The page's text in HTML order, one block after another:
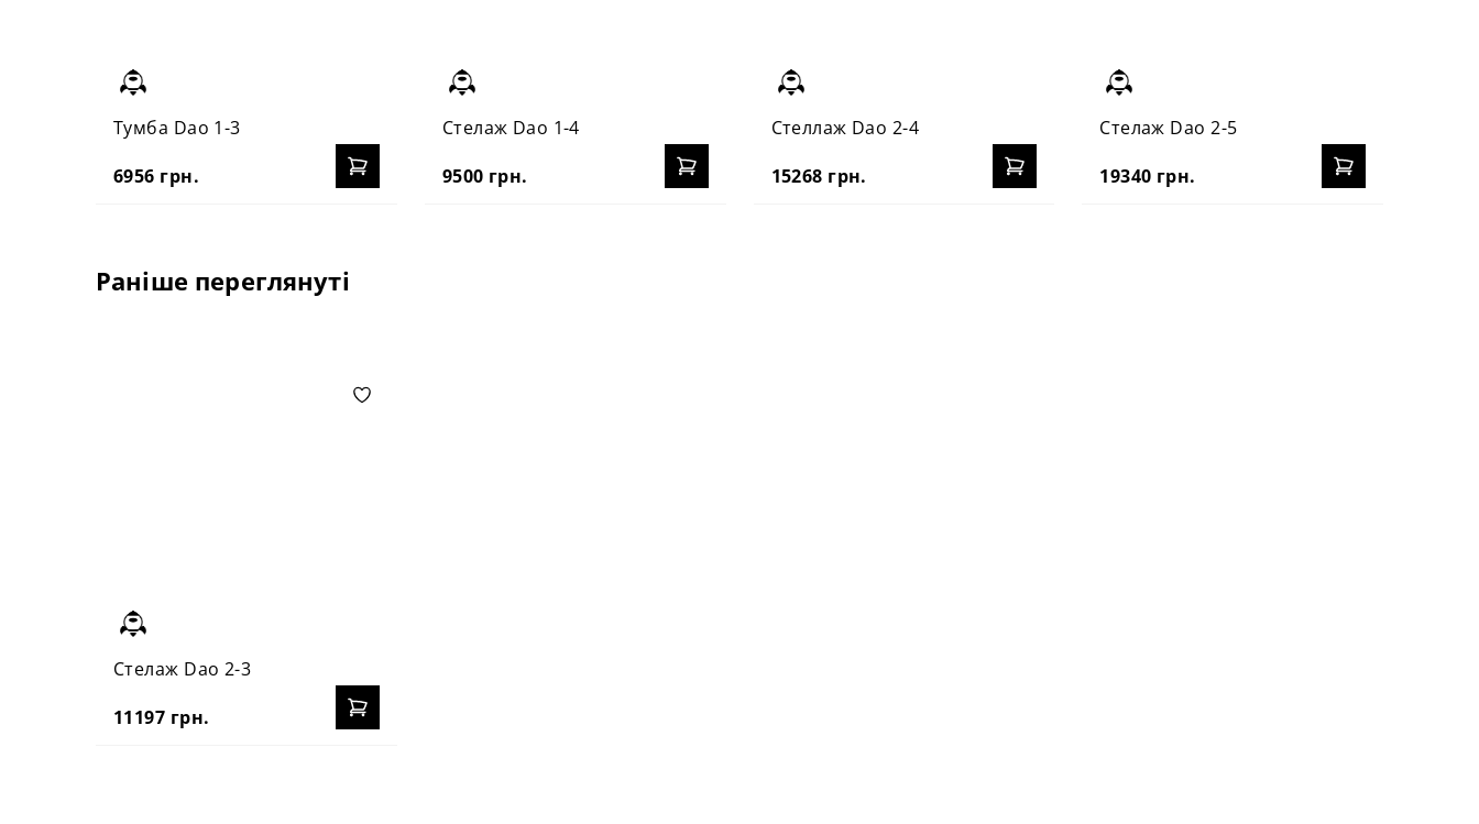
Тумба Dao 1-3
6956 грн.
Стелаж Dao 1-4
9500 грн.
Стеллаж Dao 2-4
15268 грн.
Стелаж Dao 2-5
19340 грн.
Раніше переглянуті
Стелаж Dao 2-3
11197 грн.